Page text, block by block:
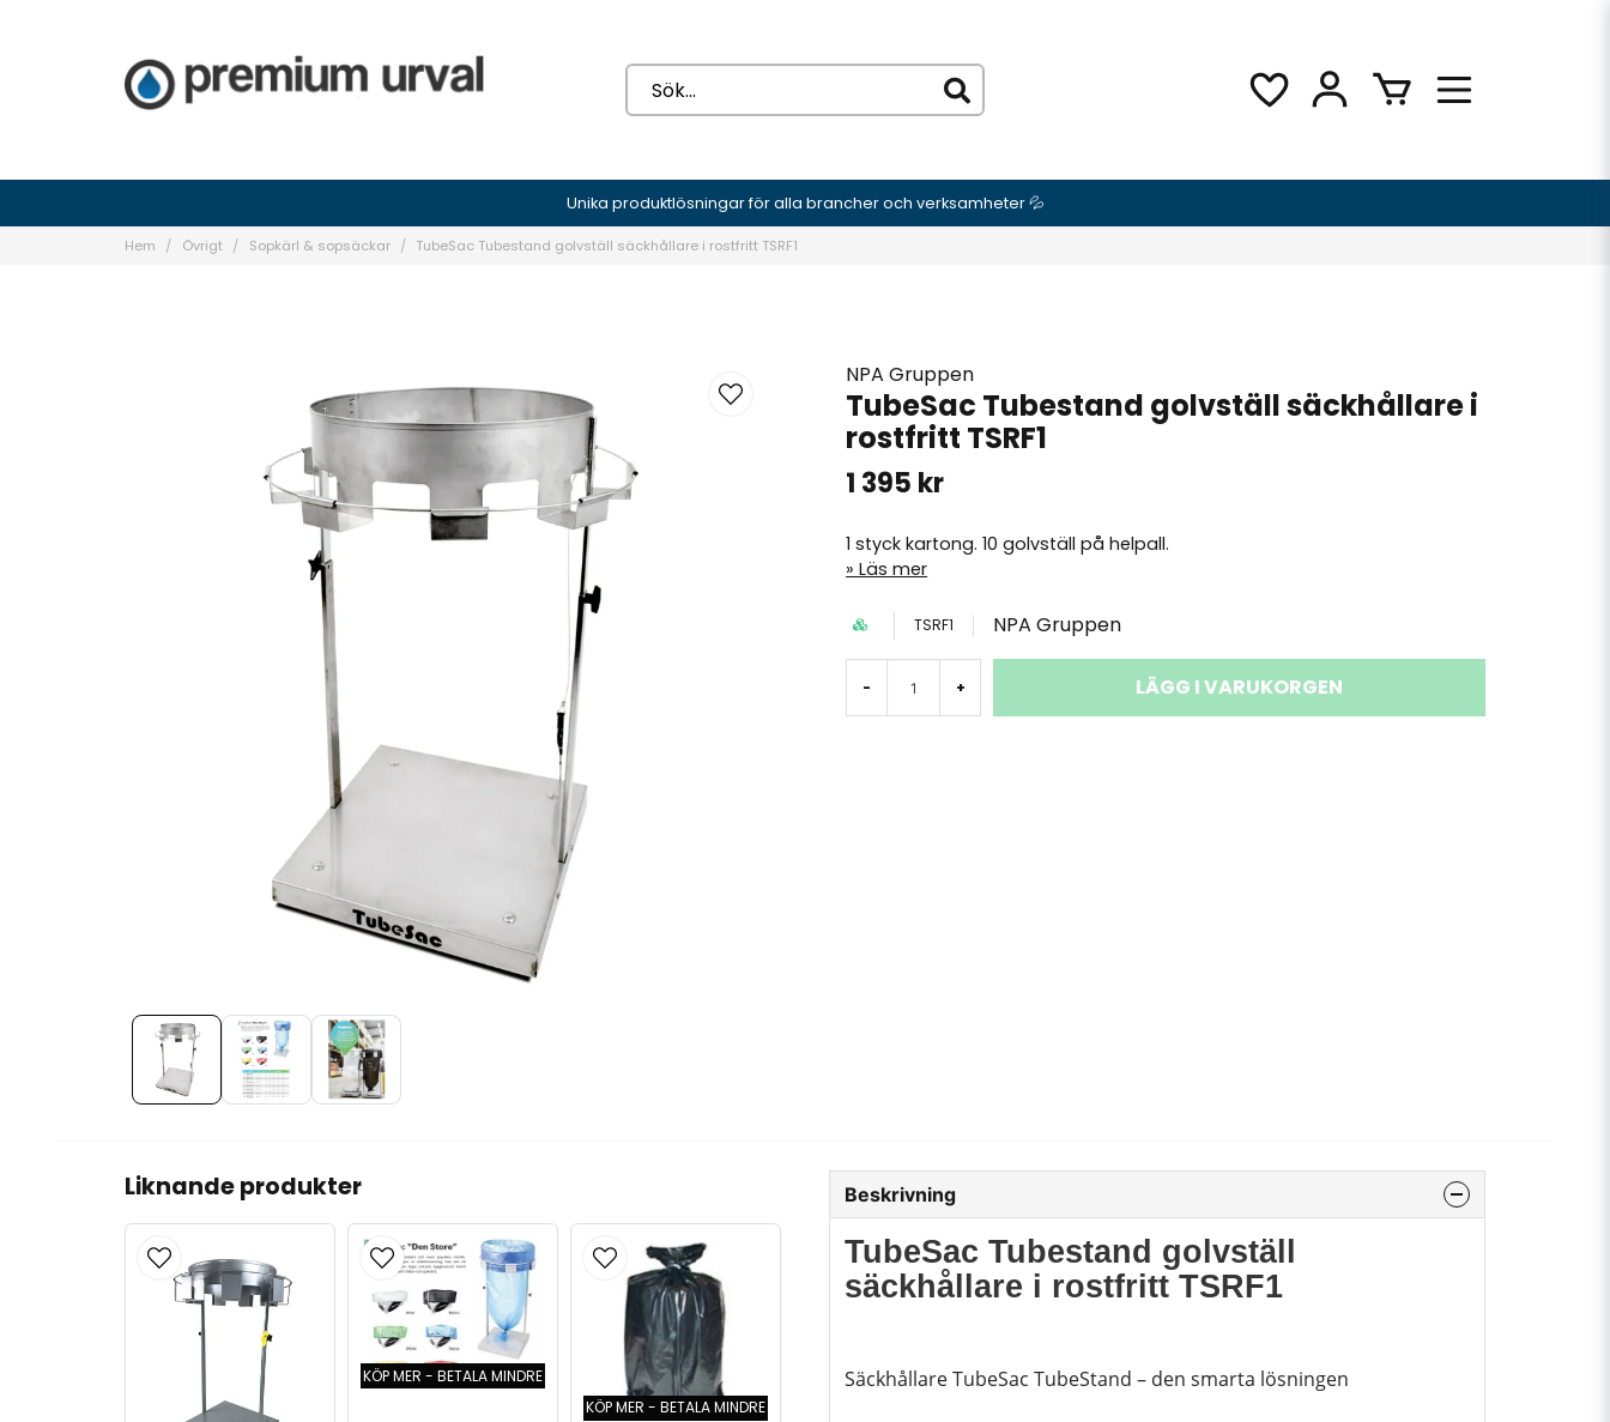
Unika produktlösningar för alla brancher och verksamheter 💦
Hem Övrigt Sopkärl & sopsäckar TubeSac Tubestand golvställ säckhållare i rostfritt TSRF1
NPA Gruppen
TubeSac Tubestand golvställ säckhållare i
rostfritt TSRF1
1 395 kr
1 styck kartong. 10 golvställ på helpall.
Läs mer
TSRF1 NPA Gruppen
- + LÄGG I VARUKORGEN
Liknande produkter
KÖP MER - BETALA MINDRE
KÖP MER - BETALA MINDRE
Beskrivning
TubeSac Tubestand golvställ
säckhållare i rostfritt TSRF1
Säckhållare TubeSac TubeStand – den smarta lösningen